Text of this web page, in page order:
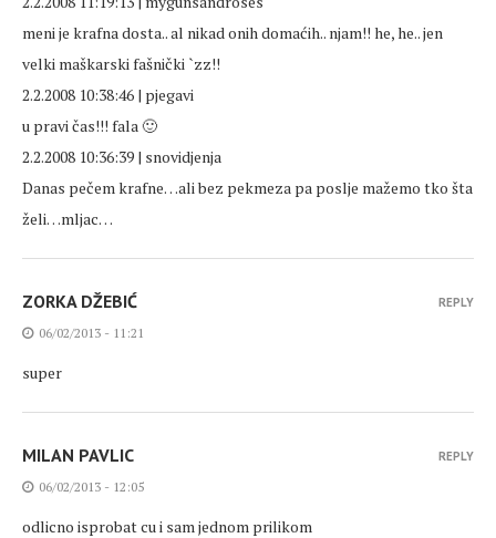
meni je krafna dosta.. al nikad onih domaćih.. njam!! he, he.. jen
velki maškarski fašnički `zz!!
2.2.2008 10:38:46 | pjegavi
u pravi čas!!! fala 🙂
2.2.2008 10:36:39 | snovidjenja
Danas pečem krafne…ali bez pekmeza pa poslje mažemo tko šta
želi…mljac…
ZORKA DŽEBIĆ
06/02/2013 - 11:21
super
REPLY
MILAN PAVLIC
06/02/2013 - 12:05
odlicno isprobat cu i sam jednom prilikom
REPLY